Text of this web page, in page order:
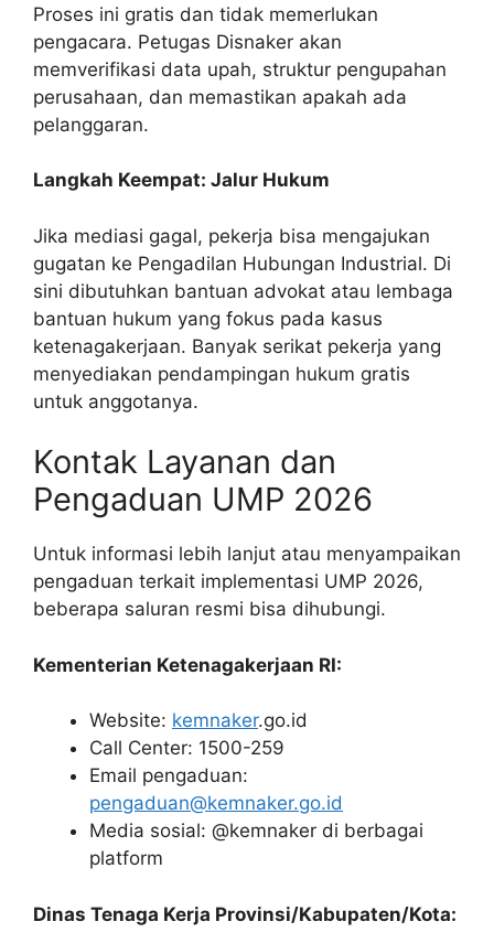
Proses ini gratis dan tidak memerlukan
pengacara. Petugas Disnaker akan
memverifikasi data upah, struktur pengupahan
perusahaan, dan memastikan apakah ada
pelanggaran.
Langkah Keempat: Jalur Hukum
Jika mediasi gagal, pekerja bisa mengajukan
gugatan ke Pengadilan Hubungan Industrial. Di
sini dibutuhkan bantuan advokat atau lembaga
bantuan hukum yang fokus pada kasus
ketenagakerjaan. Banyak serikat pekerja yang
menyediakan pendampingan hukum gratis
untuk anggotanya.
Kontak Layanan dan
Pengaduan UMP 2026
Untuk informasi lebih lanjut atau menyampaikan
pengaduan terkait implementasi UMP 2026,
beberapa saluran resmi bisa dihubungi.
Kementerian Ketenagakerjaan RI:
Website: kemnaker.go.id
Call Center: 1500-259
Email pengaduan:
pengaduan@kemnaker.go.id
Media sosial: @kemnaker di berbagai
platform
Dinas Tenaga Kerja Provinsi/Kabupaten/Kota: